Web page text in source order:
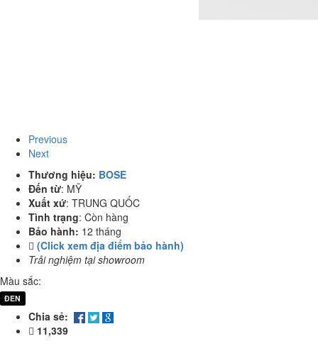
Previous
Next
Thương hiệu: BOSE
Đến từ: MỸ
Xuất xứ: TRUNG QUỐC
Tình trạng: Còn hàng
Bảo hành: 12 tháng
(Click xem địa điểm bảo hành)
Trải nghiệm tại showroom
Màu sắc:
ĐEN
Chia sẻ:
11,339